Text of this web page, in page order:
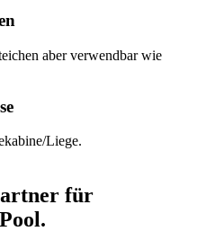
aber verwendbar wie
Liege.
für